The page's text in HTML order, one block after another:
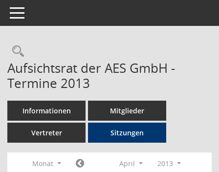
Toggle navigation
Rechercheauswahl
Aufsichtsrat der AES GmbH -
Termine 2013
Informationen Mitglieder
Vertreter Sitzungen
Monat April
2013